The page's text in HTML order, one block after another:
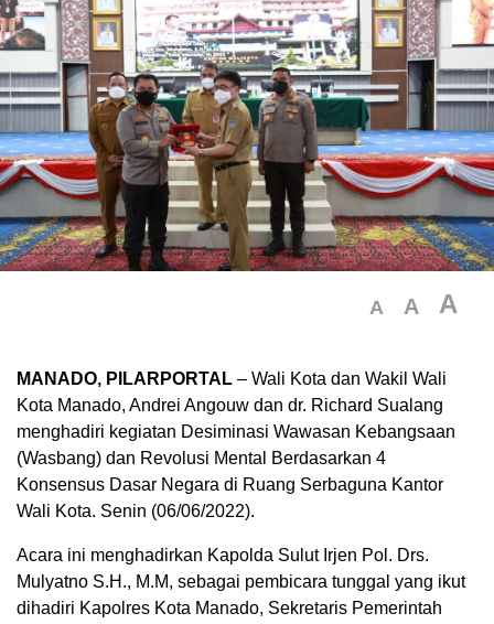
A A A
MANADO, PILARPORTAL – Wali Kota dan Wakil Wali
Kota Manado, Andrei Angouw dan dr. Richard Sualang
menghadiri kegiatan Desiminasi Wawasan Kebangsaan
(Wasbang) dan Revolusi Mental Berdasarkan 4
Konsensus Dasar Negara di Ruang Serbaguna Kantor
Wali Kota. Senin (06/06/2022).
Acara ini menghadirkan Kapolda Sulut Irjen Pol. Drs.
Mulyatno S.H., M.M, sebagai pembicara tunggal yang ikut
dihadiri Kapolres Kota Manado, Sekretaris Pemerintah